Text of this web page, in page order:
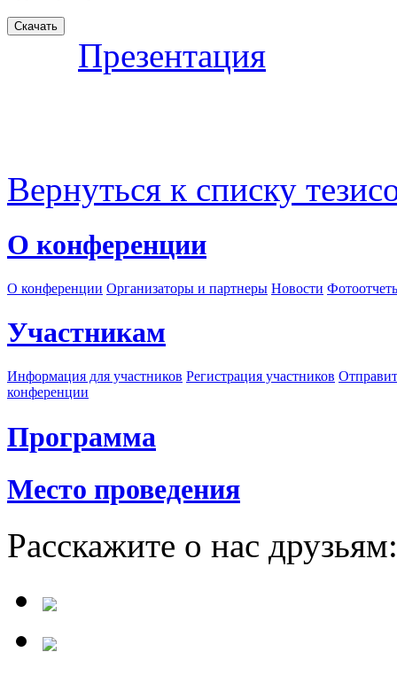
Презентация
Вернуться к списку
О конференции
О конференции Организаторы и партнеры Новости
Участникам
Информация для участников Регистрация участников
конференции
Программа
Место проведения
Расскажите о нас друзьям: